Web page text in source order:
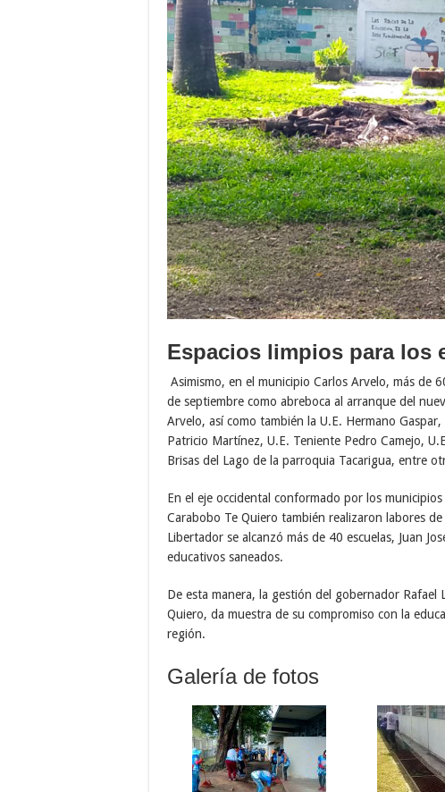
Espacios limpios para los
Asimismo, en el municipio Carlos Arvelo, más de
de septiembre como abreboca al arranque del
Arvelo, así como también la U.E. Hermano
Patricio Martínez, U.E. Teniente Pedro Camejo,
Brisas del Lago de la parroquia Tacarigua, entre
En el eje occidental conformado por los
Carabobo Te Quiero también realizaron labores
Libertador se alcanzó más de 40 escuelas, Juan
educativos saneados.
De esta manera, la gestión del gobernador Rafael
Quiero, da muestra de su compromiso con la
región.
Galería de fotos